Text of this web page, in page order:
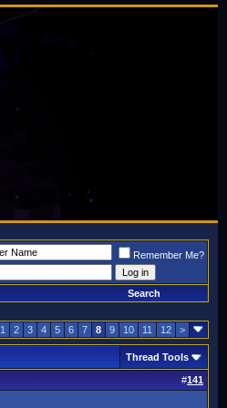
Remember Me?
Search
1 2 3 4 5 6 7 8 9 10 11 12 >
Thread Tools
#141